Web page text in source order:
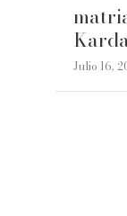
Julio 16,